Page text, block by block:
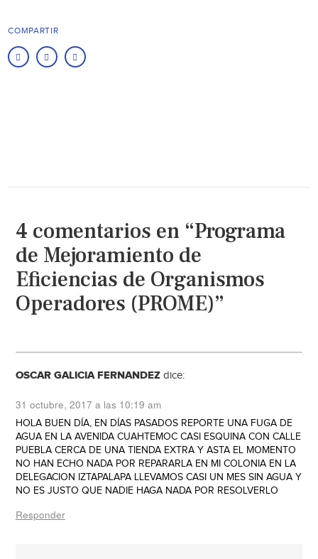
COMPARTIR
4 comentarios en “Programa
de Mejoramiento de
Eficiencias de Organismos
Operadores (PROME)”
OSCAR GALICIA FERNANDEZ dice:
31 octubre, 2017 a las 10:19 am
HOLA BUEN DÍA, EN DÍAS PASADOS REPORTE UNA FUGA DE
AGUA EN LA AVENIDA CUAHTEMOC CASI ESQUINA CON CALLE
PUEBLA CERCA DE UNA TIENDA EXTRA Y ASTA EL MOMENTO
NO HAN ECHO NADA POR REPARARLA EN MI COLONIA EN LA
DELEGACION IZTAPALAPA LLEVAMOS CASI UN MES SIN AGUA Y
NO ES JUSTO QUE NADIE HAGA NADA POR RESOLVERLO
Responder